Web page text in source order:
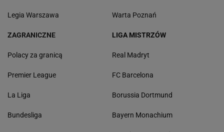
Legia Warszawa Warta Poznań
ZAGRANICZNE
Polacy za granicą
Premier League
La Liga
Bundesliga
LIGA MISTRZÓW
Real Madryt
FC Barcelona
Borussia Dortmund
Bayern Monachium